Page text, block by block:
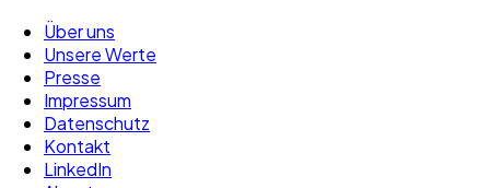
Über uns
Unsere Werte
Presse
Impressum
Datenschutz
Kontakt
LinkedIn